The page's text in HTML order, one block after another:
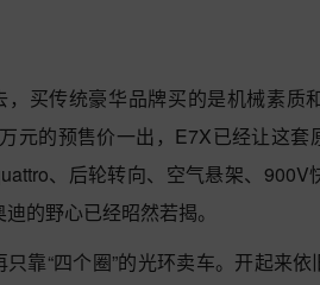
，买传统豪华品牌买的是机械素质
元的预售价一出，E7X已经让这
、后轮转向、空气悬架、
的野心已经昭然若揭。
只靠“四个圈”的光环卖车。开起来